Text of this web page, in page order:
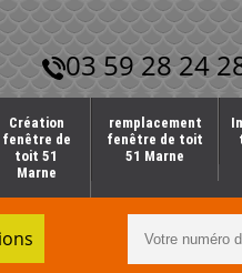
03 59 28 24
Création
fenêtre de
toit 51
Marne
remplacement
fenêtre de toit
51 Marne